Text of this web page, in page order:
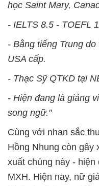
học Saint Mary,
- IELTS 8.5 - TOEFL
- Bằng tiếng Trung
USA cấp.
- Thạc Sỹ QTKD tại
- Hiện đang là giảng
song ngữ."
Cùng với nhan sắc
Hồng Nhung còn gây
xuất chúng này -
MXH. Hiện nay, nữ